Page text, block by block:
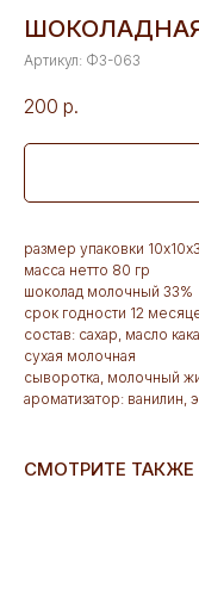
Артикул: Ф3-063
200 р.
размер упаковки
масса нетто 80 гр
шоколад молочный 33%
срок годности 12
состав: сахар, масло
сухая молочная
сыворотка, молочный
ароматизатор: ванилин,
СМОТРИТЕ ТАКЖЕ